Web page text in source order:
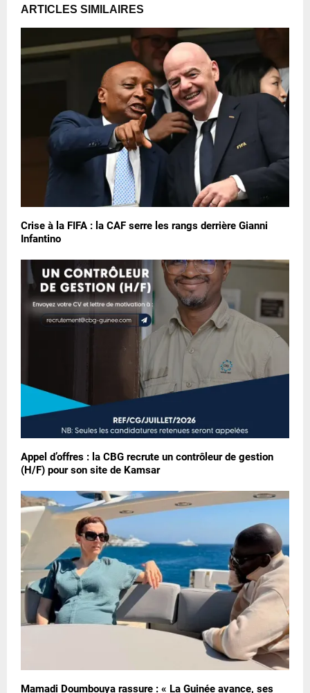
ARTICLES SIMILAIRES
Crise à la FIFA : la CAF serre les rangs derrière Gianni
Infantino
Appel d’offres : la CBG recrute un contrôleur de gestion
(H/F) pour son site de Kamsar
Mamadi Doumbouya rassure : « La Guinée avance, ses